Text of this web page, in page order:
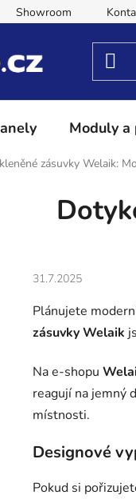
Showroom
Moduly
zásuvky Welaik:
31.7.2025
Plánujete
zásuvky Welaik
Na e-shopu
reagují na jemný
místnosti.
Designové
Pokud si